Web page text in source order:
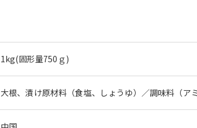
1kg(固形量750ｇ)
大根、漬け原材料（食塩、しょうゆ）／調味料（ア